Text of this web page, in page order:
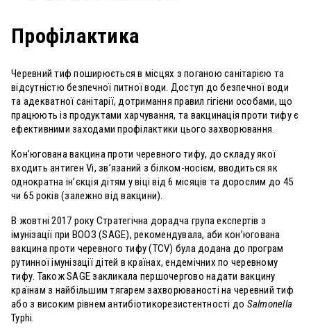
Профілактика
Черевний тиф поширюється в місцях з поганою санітарією та
відсутністю безпечної питної води. Доступ до безпечної води
та адекватної санітарії, дотримання правил гігієни особами, що
працюють із продуктами харчування, та вакцинація проти тифу є
ефективними заходами профілактики цього захворювання.
Кон’югована вакцина проти черевного тифу, до складу якої
входить антиген Vi, зв’язаний з білком-носієм, вводиться як
однократна ін’єкція дітям у віці від 6 місяців та дорослим до 45
чи 65 років (залежно від вакцини).
В жовтні 2017 року Стратегічна дорадча група експертів з
імунізації при ВООЗ (SAGE), рекомендувала, аби кон’югована
вакцина проти черевного тифу (TCV) була додана до програм
рутинної імунізації дітей в країнах, ендемічних по черевному
тифу. Також SAGE закликала першочергово надати вакцину
країнам з найбільшим тягарем захворюваності на черевний тиф
або з високим рівнем антибіотикорезистентності до Salmonella
Typhi.